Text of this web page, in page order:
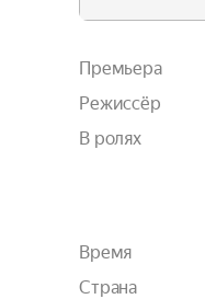
Премьера
Режиссёр
В ролях
Время
Страна